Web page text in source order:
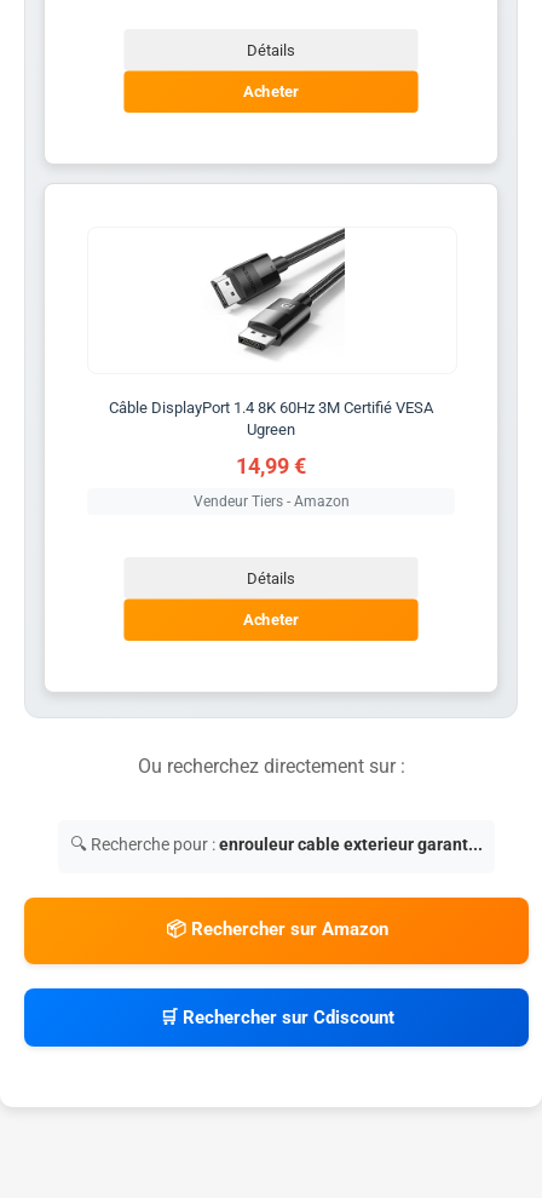
Détails
Acheter
Câble DisplayPort 1.4 8K 60Hz 3M Certifié VESA
Ugreen
14,99 €
Vendeur Tiers - Amazon
Détails
Acheter
Ou recherchez directement sur :
🔍 Recherche pour :enrouleur cable exterieur garant...
📦 Rechercher sur Amazon
🛒 Rechercher sur Cdiscount